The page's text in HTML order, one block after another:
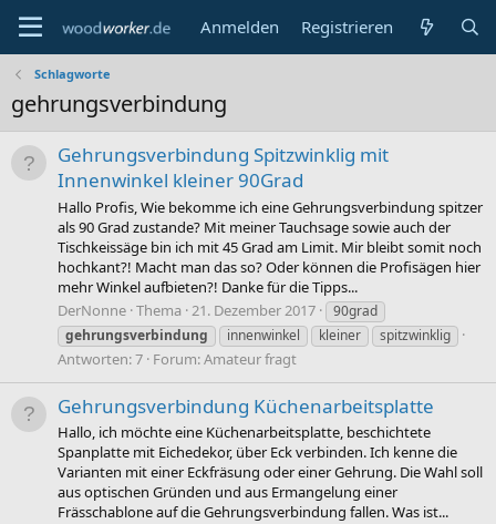
Anmelden Registrieren
Schlagworte
gehrungsverbindung
Gehrungsverbindung Spitzwinklig mit
Innenwinkel kleiner 90Grad
Hallo Profis, Wie bekomme ich eine Gehrungsverbindung spitzer
als 90 Grad zustande? Mit meiner Tauchsage sowie auch der
Tischkeissäge bin ich mit 45 Grad am Limit. Mir bleibt somit noch
hochkant?! Macht man das so? Oder können die Profisägen hier
mehr Winkel aufbieten?! Danke für die Tipps...
DerNonne Thema 21. Dezember 2017
90grad
gehrungsverbindung
innenwinkel kleiner spitzwinklig
Antworten: 7 Forum:Amateur fragt
Gehrungsverbindung Küchenarbeitsplatte
Hallo, ich möchte eine Küchenarbeitsplatte, beschichtete
Spanplatte mit Eichedekor, über Eck verbinden. Ich kenne die
Varianten mit einer Eckfräsung oder einer Gehrung. Die Wahl soll
aus optischen Gründen und aus Ermangelung einer
Frässchablone auf die Gehrungsverbindung fallen. Was ist...